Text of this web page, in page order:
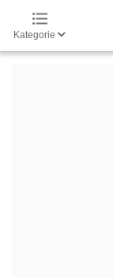
Kategorie